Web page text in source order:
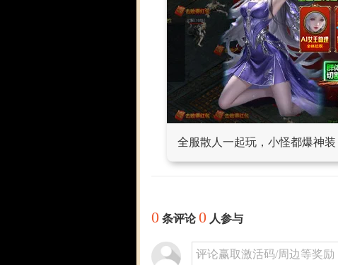
全服散人一起玩，小怪都爆神装
0 条评论0 人参与
评论赢取激活码/周边等奖励